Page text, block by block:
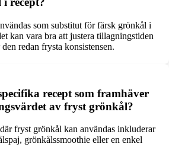
som substitut för färsk grönkål i
kan vara bra att justera tillagningstiden
redan frysta konsistensen.
recept som framhäver
av fryst grönkål?
fryst grönkål kan användas inkluderar
grönkålssmoothie eller en enkel